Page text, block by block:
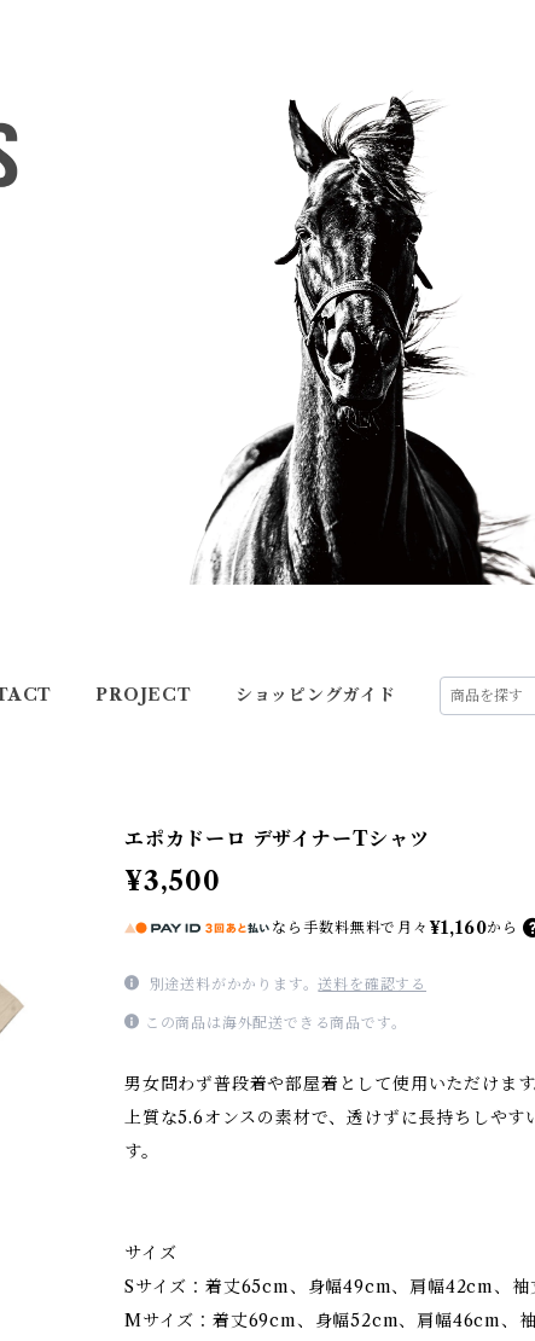
PROJECT ショッピングガイド
エポカドーロ デザイナーTシャツ
¥3,500
なら 手数料無料で 月々 ¥1,160から
別途送料がかかります。送料を確認する
この商品は海外配送できる商品です。
男女問わず普段着や部屋着として使用いただけます
上質な5.6オンスの素材で、透けずに長持ちしやす
す。
サイズ
Sサイズ：着丈65cm、身幅49cm、肩幅42cm、袖
Mサイズ：着丈69cm、身幅52cm、肩幅46cm、